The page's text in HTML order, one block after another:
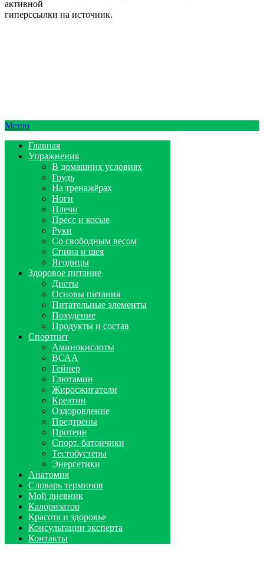
активной
гиперссылки на источник.
Меню
Главная
Упражнения
В домашних условиях
Грудь
На тренажёрах
Ноги
Плечи
Пресс и косые
Руки
Со свободным весом
Спина и шея
Ягодицы
Здоровое питание
Диеты
Основы питания
Питательные элементы
Похудение
Продукты и состав
Спортпит
Аминокислоты
ВСАА
Гейнер
Глютамин
Жиросжигатели
Креатин
Оздоровление
Предтрены
Протеин
Спорт. батончики
Тестобустеры
Энергетики
Анатомия
Словарь терминов
Мой дневник
Калоризатор
Красота и здоровье
Консультации эксперта
Контакты